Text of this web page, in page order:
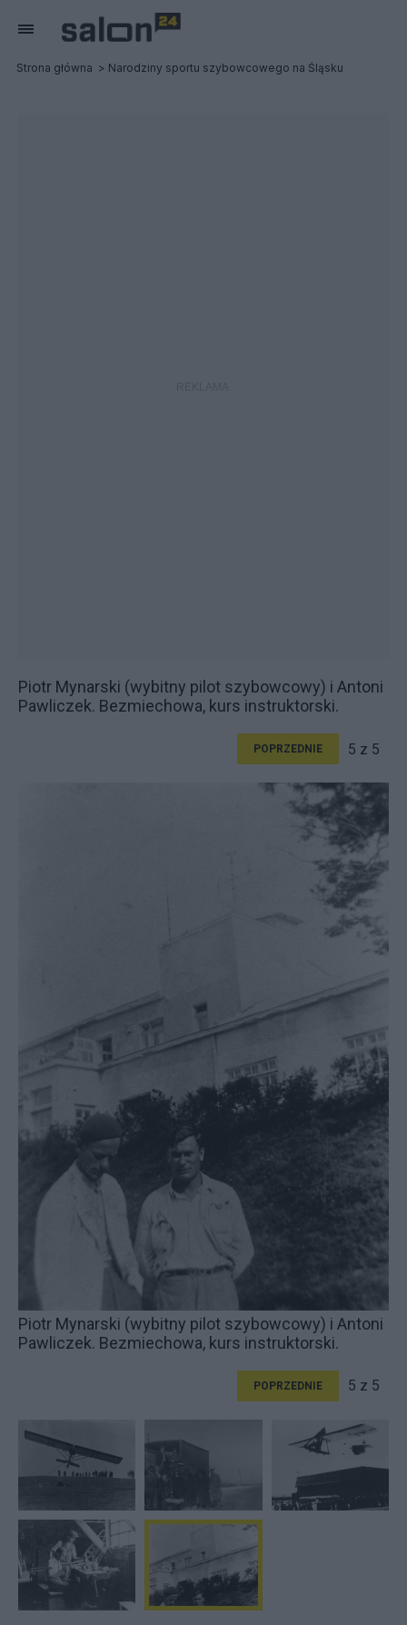
Strona główna Narodziny sportu szybowcowego na Śląsku
Piotr Mynarski (wybitny pilot szybowcowy) i Antoni
Pawliczek. Bezmiechowa, kurs instruktorski.
POPRZEDNIE 5 z 5
Piotr Mynarski (wybitny pilot szybowcowy) i Antoni
Pawliczek. Bezmiechowa, kurs instruktorski.
POPRZEDNIE 5 z 5